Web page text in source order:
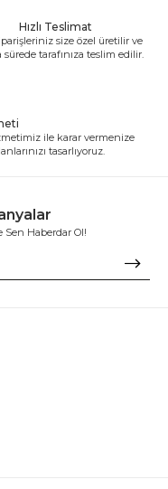
Hızlı Teslimat
size özel üretilir ve
sürede tarafınıza teslim edilir.
ile karar vermenize
tasarlıyoruz.
Sen Haberdar Ol!